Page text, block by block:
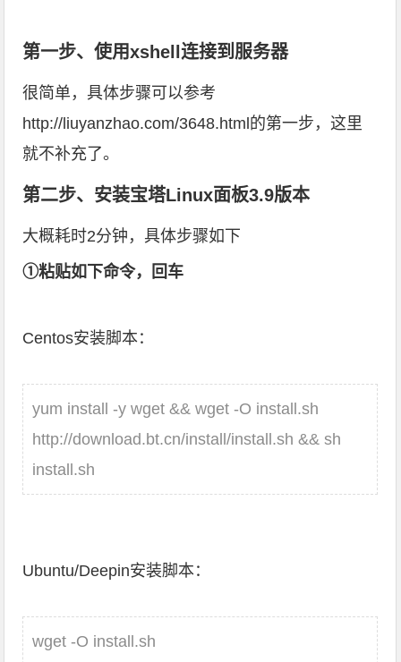
第一步、使用xshell连接到服务器
很简单，具体步骤可以参考
http://liuyanzhao.com/3648.html 的第一步，这里
就不补充了。
第二步、安装宝塔Linux面板3.9版本
大概耗时2分钟，具体步骤如下
①粘贴如下命令，回车
Centos安装脚本：
yum install -y wget && wget -O install.sh
http://download.bt.cn/install/install.sh && sh
install.sh
Ubuntu/Deepin安装脚本：
wget -O install.sh